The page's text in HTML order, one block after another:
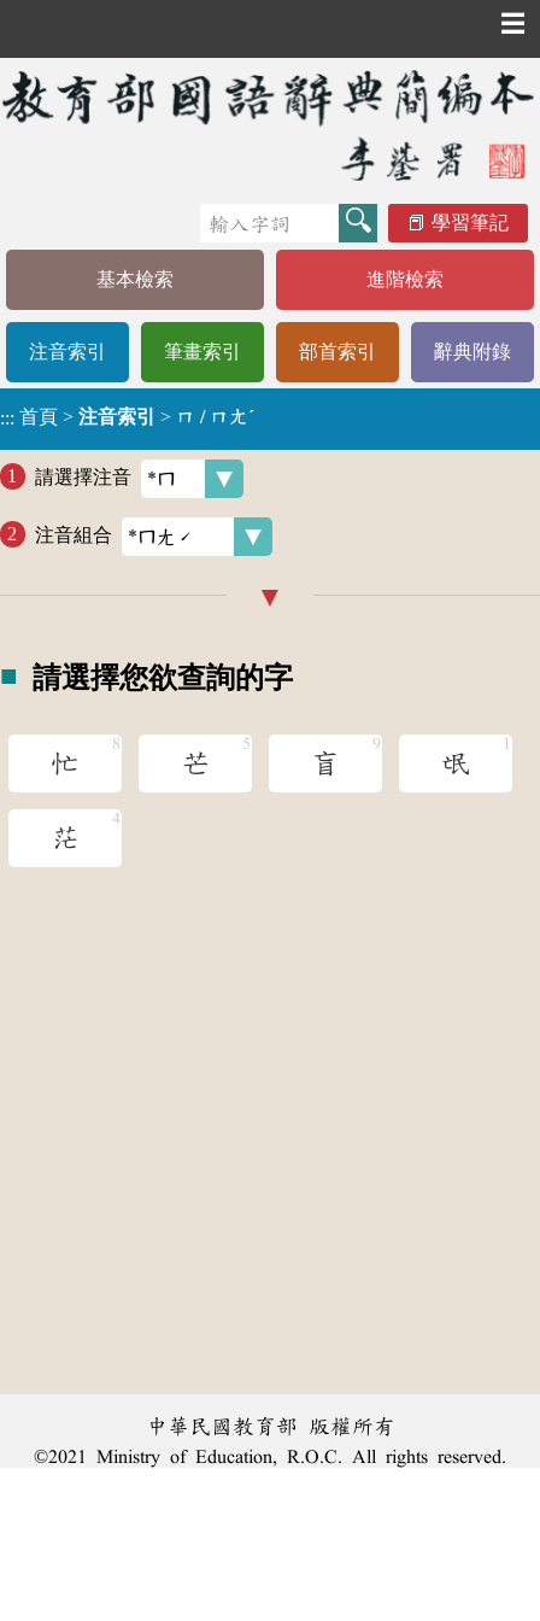
☰
學習筆記
基本檢索 進階檢索
注音索引 筆畫索引 部首索引 辭典附錄
::: 首頁 > 注音索引 > ㄇ / ㄇㄤˊ
請選擇注音
注音組合
請選擇您欲查詢的字
忙 芒 盲 氓
茫
中華民國教育部 版權所有
©2021 Ministry of Education, R.O.C. All rights reserved.